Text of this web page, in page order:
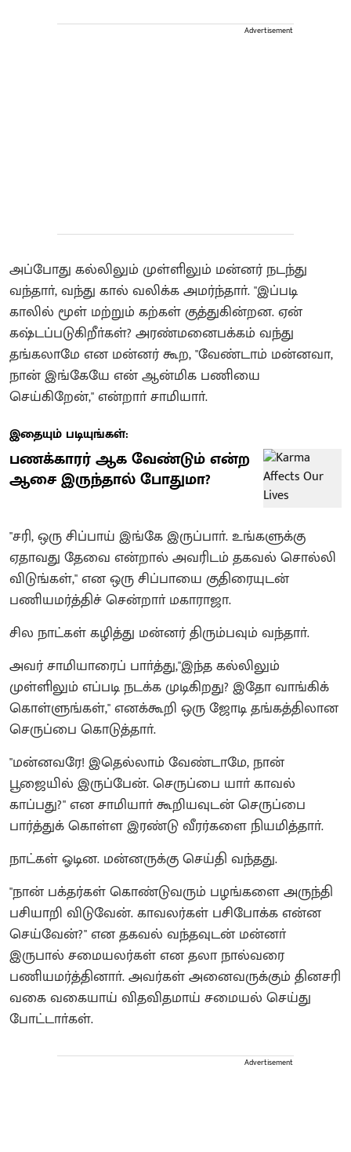
Advertisement
அப்போது கல்லிலும் முள்ளிலும் மன்னர் நடந்து
வந்தாா், வந்து கால் வலிக்க அமர்ந்தாா். "இப்படி
காலில் மூள் மற்றும் கற்கள் குத்துகின்றன. ஏன்
கஷ்டப்படுகிறீா்கள்? அரண்மனைபக்கம் வந்து
தங்கலாமே என மன்னர் கூற, "வேண்டாம் மன்னவா,
நான் இங்கேயே என் ஆன்மிக பணியை
செய்கிறேன்," என்றாா் சாமியாா்.
இதையும் படியுங்கள்:
பணக்காரர் ஆக வேண்டும் என்ற
ஆசை இருந்தால் போதுமா?
"சரி, ஒரு சிப்பாய் இங்கே இருப்பாா். உங்களுக்கு
ஏதாவது தேவை என்றால் அவரிடம் தகவல் சொல்லி
விடுங்கள்," என ஒரு சிப்பாயை குதிரையுடன்
பணியமர்த்திச் சென்றாா் மகாராஜா.
சில நாட்கள் கழித்து மன்னர் திரும்பவும் வந்தாா்.
அவர் சாமியாரைப் பாா்த்து,"இந்த கல்லிலும்
முள்ளிலும் எப்படி நடக்க முடிகிறது? இதோ வாங்கிக்
கொள்ளுங்கள்," எனக்கூறி ஒரு ஜோடி தங்கத்திலான
செருப்பை கொடுத்தாா்.
"மன்னவரே! இதெல்லாம் வேண்டாமே, நான்
பூஜையில் இருப்பேன். செருப்பை யாா் காவல்
காப்பது?" என சாமியாா் கூறியவுடன் செருப்பை
பார்த்துக் கொள்ள இரண்டு வீரர்களை நியமித்தாா்.
நாட்கள் ஓடின. மன்னருக்கு செய்தி வந்தது.
"நான் பக்தர்கள் கொண்டுவரும் பழங்களை அருந்தி
பசியாறி விடுவேன். காவலர்கள் பசிபோக்க என்ன
செய்வேன்?" என தகவல் வந்தவுடன் மன்னா்
இருபால் சமையலர்கள் என தலா நால்வரை
பணியமர்த்தினாா். அவர்கள் அனைவருக்கும் தினசரி
வகை வகையாய் விதவிதமாய் சமையல் செய்து
போட்டாா்கள்.
Advertisement